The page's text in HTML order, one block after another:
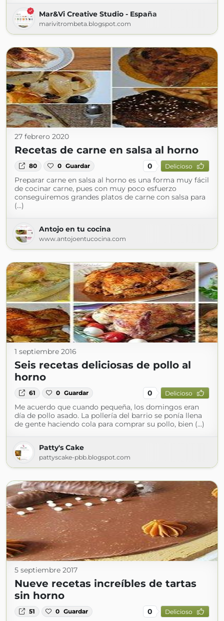
Mar&Vi Creative Studio - España
marivitrombeta.blogspot.com
27 febrero 2020
Recetas de carne en salsa al horno
80 0 Guardar 0 Delicioso
Preparar carne en salsa al horno es una forma muy fácil
de cocinar carne, pues con muy poco esfuerzo
conseguiremos grandes platos de carne con salsa para
(...)
Antojo en tu cocina
www.antojoentucocina.com
1 septiembre 2016
Seis recetas deliciosas de pollo al
horno
61 0 Guardar 0 Delicioso
Me acuerdo que cuando pequeña, los domingos eran
día de pollo asado. La pollería del barrio se ponía llena
de gente haciendo cola para comprar su pollo, bien (...)
Patty's Cake
pattyscake-pbb.blogspot.com
5 septiembre 2017
Nueve recetas increíbles de tartas
sin horno
51 0 Guardar 0 Delicioso